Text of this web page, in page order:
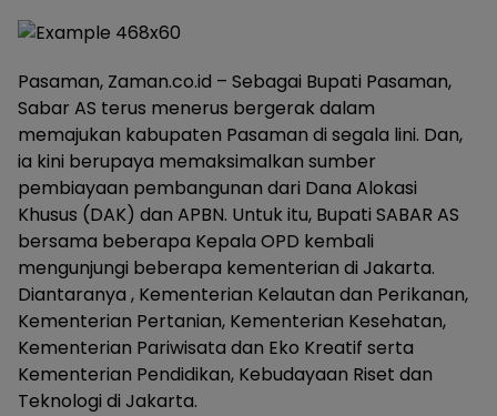
Pasaman, Zaman.co.id – Sebagai Bupati Pasaman,
Sabar AS terus menerus bergerak dalam
memajukan kabupaten Pasaman di segala lini. Dan,
ia kini berupaya memaksimalkan sumber
pembiayaan pembangunan dari Dana Alokasi
Khusus (DAK) dan APBN. Untuk itu, Bupati SABAR AS
bersama beberapa Kepala OPD kembali
mengunjungi beberapa kementerian di Jakarta.
Diantaranya , Kementerian Kelautan dan Perikanan,
Kementerian Pertanian, Kementerian Kesehatan,
Kementerian Pariwisata dan Eko Kreatif serta
Kementerian Pendidikan, Kebudayaan Riset dan
Teknologi di Jakarta.